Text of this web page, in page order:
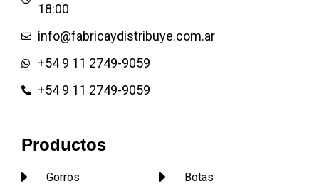
18:00
info@fabricaydistribuye.com.ar
+54 9 11 2749-9059
+54 9 11 2749-9059
Productos
Gorros
Botas